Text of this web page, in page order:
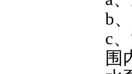
b
c
围